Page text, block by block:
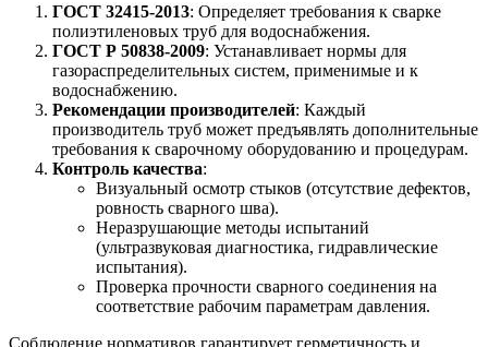
ГОСТ 32415-2013: Определяет требования к сварке
полиэтиленовых труб для водоснабжения.
ГОСТ Р 50838-2009: Устанавливает нормы для
газораспределительных систем, применимые и к
водоснабжению.
Рекомендации производителей: Каждый
производитель труб может предъявлять дополнительные
требования к сварочному оборудованию и процедурам.
Контроль качества:
Визуальный осмотр стыков (отсутствие дефектов,
ровность сварного шва).
Неразрушающие методы испытаний
(ультразвуковая диагностика, гидравлические
испытания).
Проверка прочности сварного соединения на
соответствие рабочим параметрам давления.
Соблюдение нормативов гарантирует герметичность и